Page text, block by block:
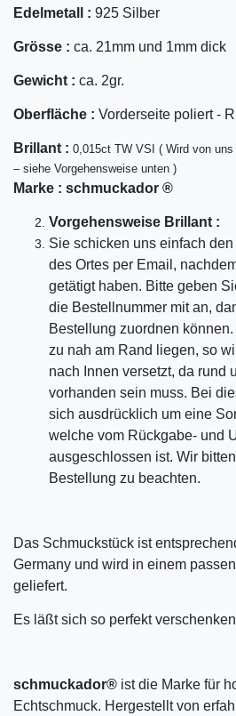
Edelmetall : 925 Silber
Grösse : ca. 21mm und 1mm dick
Gewicht : ca. 2gr.
Oberfläche : Vorderseite poliert -
Bril lant : 0,015ct TW VSI ( Wird von
– siehe Vorgehensweise unten )
Marke : schmuckador ®
Vorgehensweise Brillant :
Sie schicken uns einfach
des Ortes per Email,
getätigt haben. Bitte geben
die Bestellnummer mit an,
Bestellung zuordnen
zu nah am Rand liegen, so
nach Innen versetzt, da rund
vorhanden sein muss. Bei
sich ausdrücklich um eine
welche vom Rückgabe- und
ausgeschlossen ist. Wir
Bestellung zu beachten.
Das Schmuckstück ist
Germany und wird in einem
geliefert.
Es läßt sich so perfekt
schmuckador® ist die Marke für
Echtschmuck. Hergestellt von